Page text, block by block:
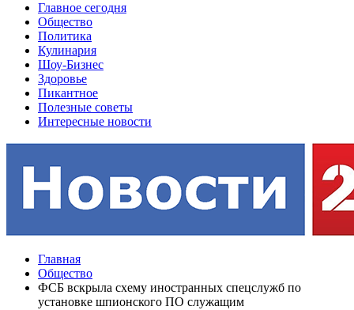
Главное сегодня
Общество
Политика
Кулинария
Шоу-Бизнес
Здоровье
Пикантное
Полезные советы
Интересные новости
Главная
Общество
ФСБ вскрыла схему иностранных спецслужб по
установке шпионского ПО служащим